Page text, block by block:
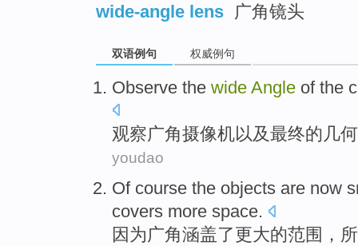
wide-angle lens 广角镜头
双语例句 权威例句
Observe the wide Angle of the
观察广角摄像机以及最终的 几
youdao
Of course the objects are now
covers more space.
因为广角涵盖了更大的范围，